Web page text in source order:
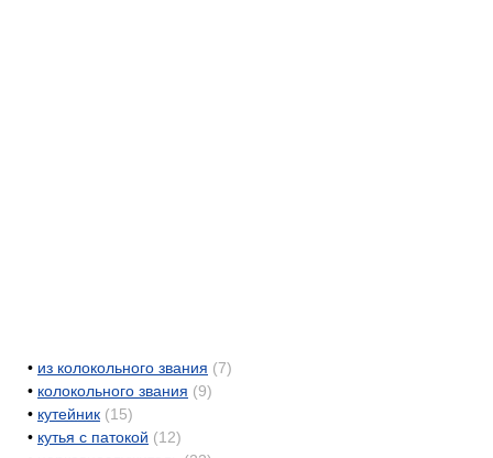
• из колокольного звания (7)
• колокольного звания (9)
• кутейник (15)
• кутья с патокой (12)